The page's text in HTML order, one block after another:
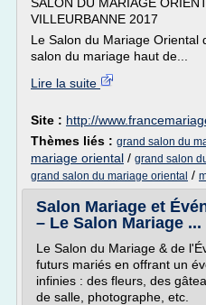
VILLEURBANNE 2017
Le Salon du Mariage Oriental
salon du mariage haut de...
Lire la suite
Site : http://
Thèmes liés : grand salon du
mariage oriental / grand salon
grand salon du mariage oriental /
Salon Mariage et
– Le Salon Mariage ...
Le Salon du Mariage & de
futurs mariés en offrant un
infinies : des fleurs, des
de salle, photographe, etc.